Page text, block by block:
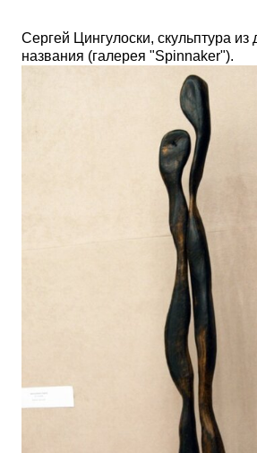
Сергей Цингулоски, скульптура из
названия (галерея "Spinnaker").